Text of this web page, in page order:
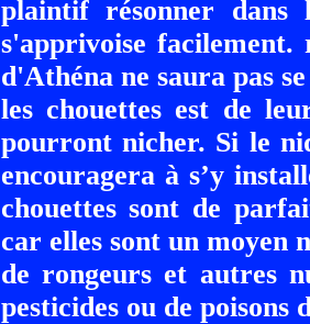
plaintif résonner
s'apprivoise facilement.
d'Athéna ne saura pas
les chouettes est de
pourront nicher. Si le
encouragera à s’y
chouettes sont de
car elles sont un moyen
de rongeurs et autres
pesticides ou de poisons